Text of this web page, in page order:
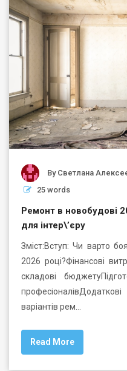
By Светлана
25 words
Ремонт в новобудові
для інтер\’єру
Зміст:Вступ: Чи варто
2026 році?Фінансові
складові
варіантів рем…
Read More